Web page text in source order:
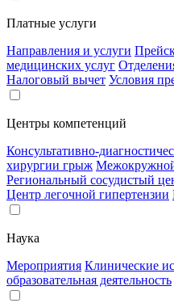
Платные услуги
Направления и услуги
медицинских услуг
Налоговый вычет Условия
Центры компетенций
Консультативно-
хирургии грыж Межокружной
Региональный сосудистый
Центр легочной гипертензии
Наука
Мероприятия Клинические
образовательная деятельность